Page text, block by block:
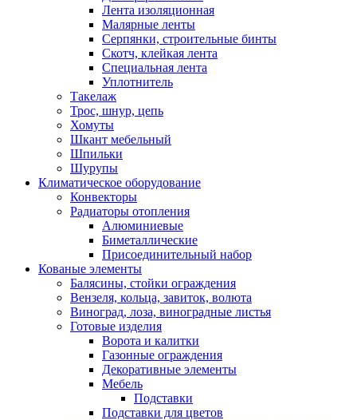
Лента изоляционная
Малярные ленты
Серпянки, строительные бинты
Скотч, клейкая лента
Специальная лента
Уплотнитель
Такелаж
Трос, шнур, цепь
Хомуты
Шкант мебельный
Шпильки
Шурупы
Климатическое оборудование
Конвекторы
Радиаторы отопления
Алюминиевые
Биметаллические
Присоединительный набор
Кованые элементы
Балясины, стойки ограждения
Вензеля, кольца, завиток, волюта
Виноград, лоза, виноградные листья
Готовые изделия
Ворота и калитки
Газонные ограждения
Декоративные элементы
Мебель
Подставки
Подставки для цветов